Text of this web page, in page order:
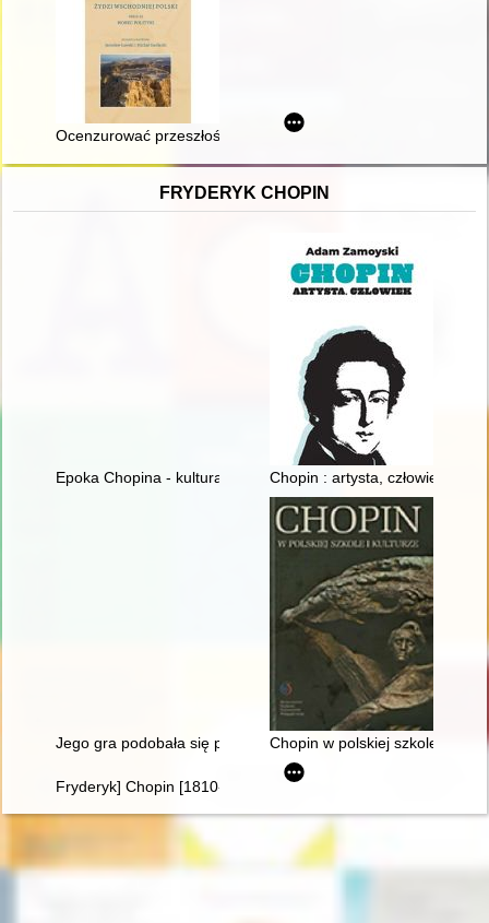
Ocenzurować przeszłość? : temat Zagłady w dokumentach
FRYDERYK CHOPIN
Epoka Chopina - kultura romantyczna we Francji i w Polsce
Chopin : artysta, człowiek
Jego gra podobała się przede wszystkim damom... Chopin i
Chopin w polskiej szkole i
Fryderyk] Chopin [1810-1849]. Życie i droga twórcza